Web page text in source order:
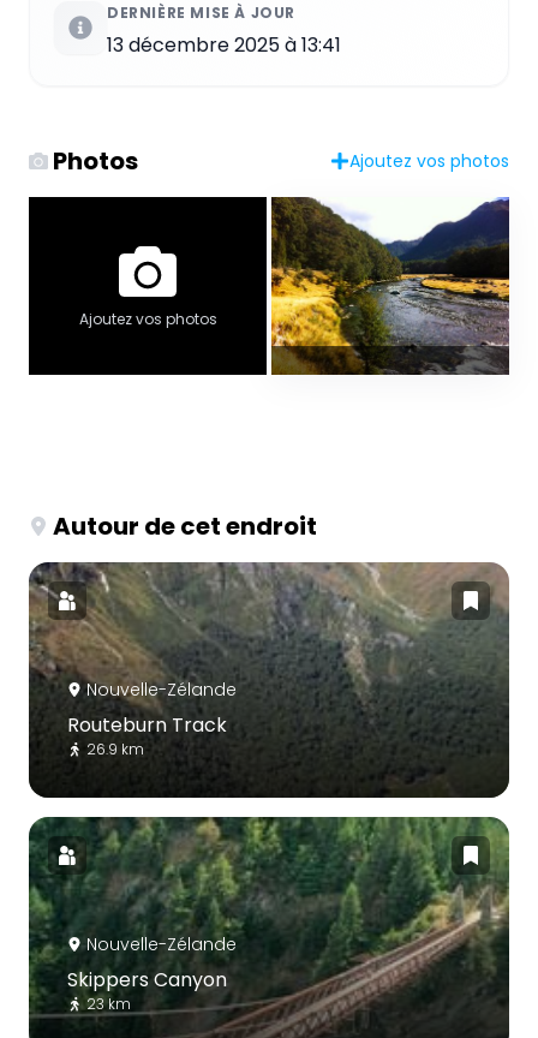
DERNIÈRE MISE À JOUR
13 décembre 2025 à 13:41
Photos Ajoutez vos photos
Ajoutez vos photos
Autour de cet endroit
Nouvelle-Zélande
Routeburn Track
26.9 km
Nouvelle-Zélande
Skippers Canyon
23 km